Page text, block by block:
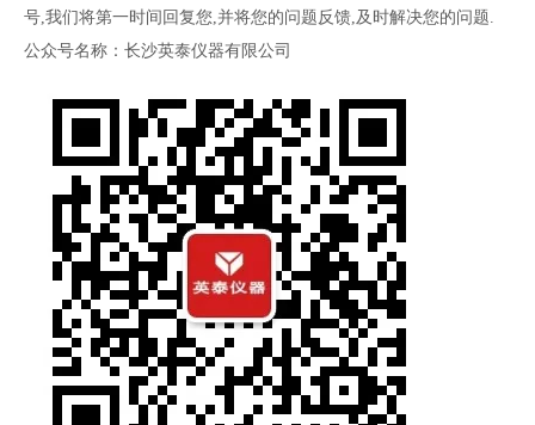
号,我们将第一时间回复您,并将您的问题反馈,及时解决您的问题.
公众号名称：长沙英泰仪器有限公司